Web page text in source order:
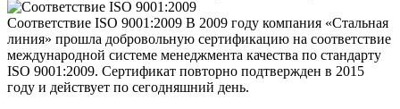
Соответствие ISO 9001:2009 В 2009 году компания «Стальная
линия» прошла добровольную сертификацию на соответствие
международной системе менеджмента качества по стандарту
ISO 9001:2009. Сертификат повторно подтвержден в 2015
году и действует по сегодняшний день.